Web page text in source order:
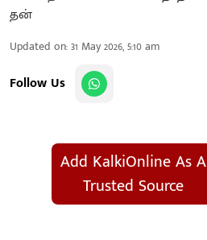
Updated on:31 May 2026, 5:10 am
Follow Us
Add KalkiOnline As A
Trusted Source